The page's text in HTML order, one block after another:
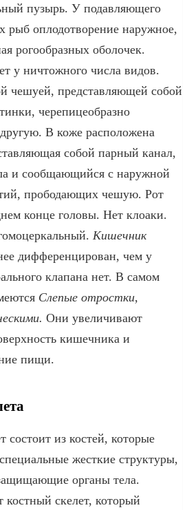
пузырь. У подавляющего
рыб оплодотворение наружное,
рогообразных оболочек.
у ничтожного числа видов.
чешуей, представляющей собой
черепицеобразно
В коже расположена
собой парный канал,
и сообщающийся с наружной
прободающих чешую. Рот
конце головы. Нет клоаки.
Кишечник
дифференцирован, чем у
клапана нет. В самом
Слепые отростки,
Они увеличивают
кишечника и
пищи.
состоит из костей, которые
жесткие структуры,
органы тела.
скелет, который